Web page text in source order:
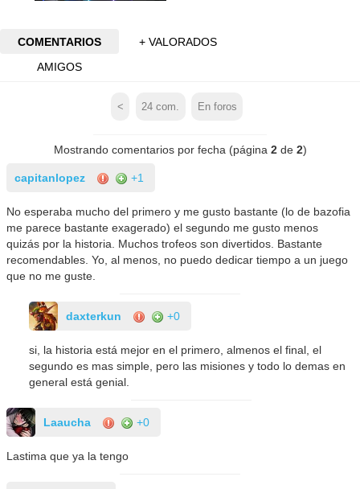
COMENTARIOS
+ VALORADOS
AMIGOS
< 24 com. En foros
Mostrando comentarios por fecha (página 2de 2)
capitanlopez +1
No esperaba mucho del primero y me gusto bastante (lo de bazofia
me parece bastante exagerado) el segundo me gusto menos
quizás por la historia. Muchos trofeos son divertidos. Bastante
recomendables. Yo, al menos, no puedo dedicar tiempo a un juego
que no me guste.
daxterkun +0
si, la historia está mejor en el primero, almenos el final, el
segundo es mas simple, pero las misiones y todo lo demas en
general está genial.
Laaucha +0
Lastima que ya la tengo